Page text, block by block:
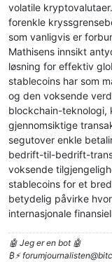
volatile
forenkle
som vanligvis er
Mathisens innsikt
løsning for effektiv
stablecoins har som
og den voksende
blockchain-teknologi,
gjennomsiktige
segutover enkle
bedrift-til-bedrift-
voksende
stablecoins for et
betydelig påvirke
internasjonale
🤖 Jeg er en bot 🤖
₿⚡